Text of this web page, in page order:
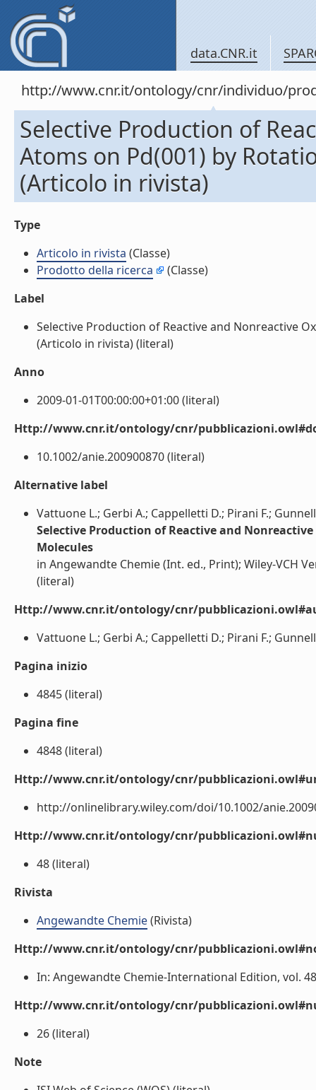
data.CNR.it
http://www.cnr.it/ontology/cnr/individuo/
Selective Production of
Atoms on Pd(001) by
(Articolo in rivista)
Type
Articolo in rivista (Classe)
Prodotto della ricerca
(Classe)
Label
Selective Production of Reactive and Nonreactive
(Articolo in rivista) (literal)
Anno
2009-01-01T00:00:00+01:00 (literal)
Http://www.cnr.it/ontology/cnr/
10.1002/anie.200900870 (literal)
Alternative label
Vattuone L.; Gerbi A.; Cappelletti D.; Pirani F.;
Selective Production of Reactive and
Molecules
in Angewandte Chemie (Int. ed., Print); Wiley-VCH
(literal)
Http://www.cnr.it/ontology/cnr/
Vattuone L.; Gerbi A.; Cappelletti D.; Pirani F.;
Pagina inizio
4845 (literal)
Pagina fine
4848 (literal)
Http://www.cnr.it/ontology/cnr/
http://onlinelibrary.wiley.com/doi/10.1002/
Http://www.cnr.it/ontology/cnr/
48 (literal)
Rivista
Angewandte Chemie(Rivista)
Http://www.cnr.it/ontology/cnr/
In: Angewandte Chemie-International Edition, vol.
Http://www.cnr.it/ontology/cnr/
26 (literal)
Note